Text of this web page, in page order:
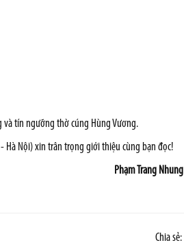
và tín ngưỡng thờ cúng Hùng Vương.
Hà Nội) xin trân trọng giới thiệu cùng bạn đọc!
Phạm Trang Nhung
Chia sẻ: